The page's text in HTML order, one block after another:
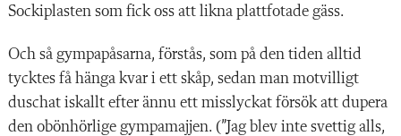
Sockiplasten som fick oss att likna plattfotade gäss.
Och så gympapåsarna, förstås, som på den tiden alltid
tycktes få hänga kvar i ett skåp, sedan man motvilligt
duschat iskallt efter ännu ett misslyckat försök att dupera
den obönhörlige gympamajjen. (”Jag blev inte svettig alls,